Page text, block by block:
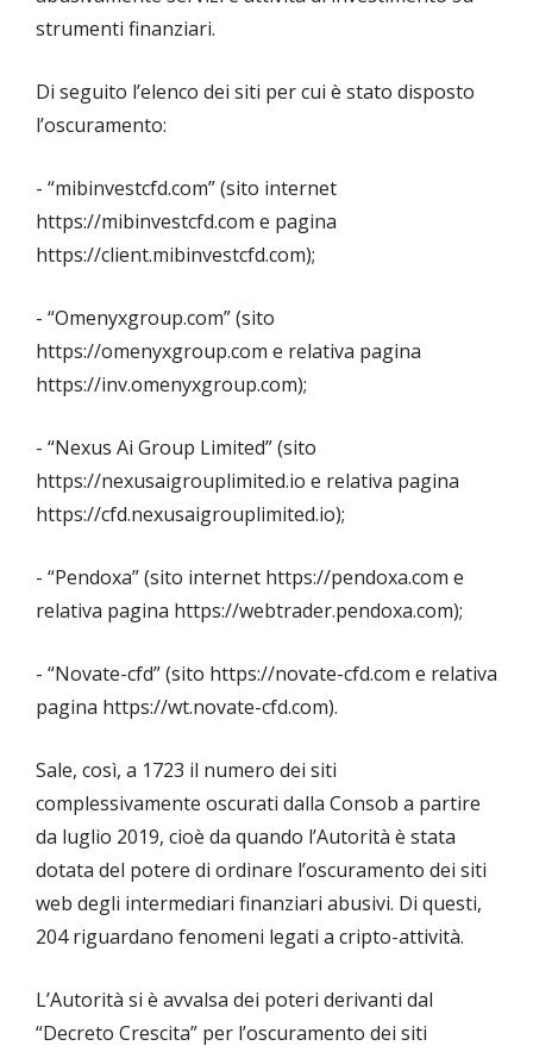
strumenti finanziari.
Di seguito l’elenco dei siti per cui è stato disposto
l’oscuramento:
- “mibinvestcfd.com” (sito internet
https://mibinvestcfd.com e pagina
https://client.mibinvestcfd.com);
- “Omenyxgroup.com” (sito
https://omenyxgroup.com e relativa pagina
https://inv.omenyxgroup.com);
- “Nexus Ai Group Limited” (sito
https://nexusaigrouplimited.io e relativa pagina
https://cfd.nexusaigrouplimited.io);
- “Pendoxa” (sito internet https://pendoxa.com e
relativa pagina https://webtrader.pendoxa.com);
- “Novate-cfd” (sito https://novate-cfd.com e relativa
pagina https://wt.novate-cfd.com).
Sale, così, a 1723 il numero dei siti
complessivamente oscurati dalla Consob a partire
da luglio 2019, cioè da quando l’Autorità è stata
dotata del potere di ordinare l’oscuramento dei siti
web degli intermediari finanziari abusivi. Di questi,
204 riguardano fenomeni legati a cripto-attività.
L’Autorità si è avvalsa dei poteri derivanti dal
“Decreto Crescita” per l’oscuramento dei siti